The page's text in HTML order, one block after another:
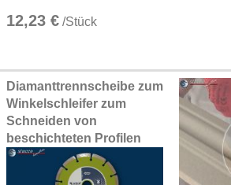
12,23 € /Stück
Diamanttrennscheibe zum
Winkelschleifer zum
Schneiden von
beschichteten Profilen